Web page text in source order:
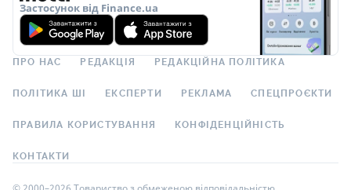
Застосунок від Finance.ua
ПРО НАС РЕДАКЦІЯ РЕДАКЦІЙНА ПОЛІТИКА
ПОЛІТИКА ШІ ЕКСПЕРТИ РЕКЛАМА СПЕЦПРОЄКТИ
ПРАВИЛА КОРИСТУВАННЯ КОНФІДЕНЦІЙНІСТЬ
КОНТАКТИ